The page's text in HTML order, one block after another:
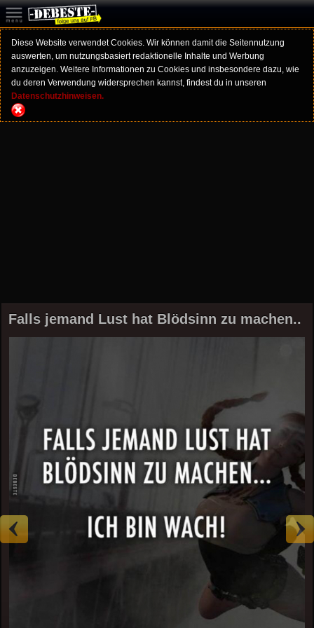
Diese Website verwendet Cookies. Wir können damit die Seitennutzung
auswerten, um nutzungsbasiert redaktionelle Inhalte und Werbung
anzuzeigen. Weitere Informationen zu Cookies und insbesondere dazu, wie
du deren Verwendung widersprechen kannst, findest du in unseren
Datenschutzhinweisen.
Falls jemand Lust hat Blödsinn zu machen..